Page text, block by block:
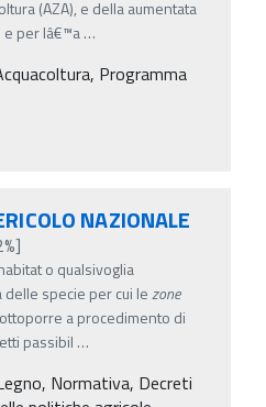
(AZA), e della aumentata
per lâ€™a…
Programma
NAZIONALE
o qualsivoglia
specie per cui lezone
a procedimento di
passibil …
Normativa, Decreti